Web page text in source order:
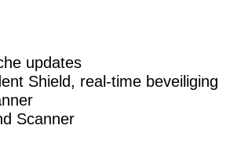
updates
Shield, real-time beveiliging
Scanner